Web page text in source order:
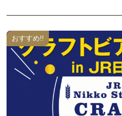
(土)
22日(火休)・26日(土)
《打上場所》鬼怒楯岩大吊橋
《打上時間》20：45～約8分予定
《 実施予定日(月あかり花回廊期間) 》
《観覧場所》鬼怒川温泉駅前広場
おすすめ!!